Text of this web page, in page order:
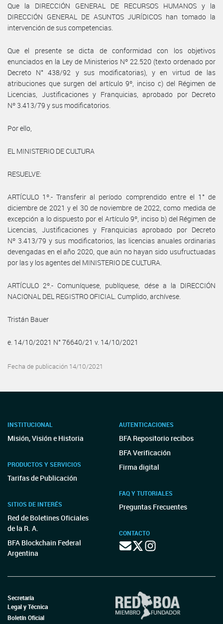
Que la DIRECCIÓN GENERAL DE RECURSOS HUMANOS y la
DIRECCIÓN GENERAL DE ASUNTOS JURÍDICOS han tomado la
intervención de sus competencias.
Que el presente se dicta de conformidad con los objetivos
enunciados en la Ley de Ministerios Nº 22.520 (texto ordenado por
Decreto N° 438/92 y sus modificatorias), y en virtud de las
atribuciones que surgen del artículo 9º, inciso c) del Régimen de
Licencias, Justificaciones y Franquicias, aprobado por Decreto
Nº 3.413/79 y sus modificatorios.
Por ello,
EL MINISTERIO DE CULTURA
RESUELVE:
ARTÍCULO 1º.- Transferir al período comprendido entre el 1° de
diciembre de 2021 y el 30 de noviembre de 2022, como medida de
excepción a lo dispuesto por el Artículo 9º, inciso b) del Régimen de
Licencias, Justificaciones y Franquicias aprobado por Decreto
Nº 3.413/79 y sus modificatorios, las licencias anuales ordinarias
devengadas en el año 2020, que aún no hayan sido usufructuadas
por las y los agentes del MINISTERIO DE CULTURA.
ARTÍCULO 2º.- Comuníquese, publíquese, dése a la DIRECCIÓN
NACIONAL DEL REGISTRO OFICIAL. Cumplido, archívese.
Tristán Bauer
e. 14/10/2021 N° 76640/21 v. 14/10/2021
Fecha de publicación 14/10/2021
INSTITUCIONAL
Misión, Visión e Historia
PRODUCTOS Y SERVICIOS
Tarifas de Publicación
SITIOS DE INTERÉS
Red de Boletines Oficiales
de la R. A.
BFA Blockchain Federal
Argentina
AUTENTICACIONES
BFA Repositorio recibos
BFA Verificación
Firma digital
FAQ Y TUTORIALES
Preguntas Frecuentes
CONTACTO
Secretaría
Legal y Técnica
Boletín Oficial